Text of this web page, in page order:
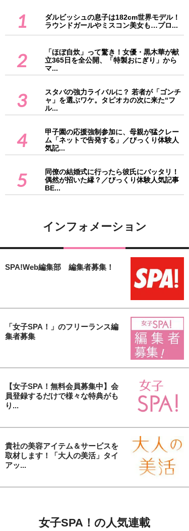
1
ダルビッシュの息子は182cm世界モデル！
ラウンドガールやミスコン美女も…プロ...
2
「ほぼ自炊」って驚き！女優・黒木華が献
立365日を全公開、「特製おにぎり」から
マ...
3
スタバの強力ライバルに？ 若者が「ゴンチ
ャ」を選ぶワケ。タピオカの次に来た“フ
ル...
4
甲子園の応援強制参加に、母親が猛クレー
ム「ネットで告発する」／びっくり体験人
気記...
5
同僚の結婚式に行ったら彼氏にバッタリ！
偶然が招いた縁？／びっくり体験人気記事
BE...
インフォメーション
SPA!Web編集部 編集者募集！
「女子SPA！」のフリーランス編
集者募集
【女子SPA！無料会員募集中】会
員登録するだけで様々な特典がも
り...
貴社の美容アイテム＆サービスを
取材します！「大人の美活」タイ
アッ...
女子SPA！の人気連載